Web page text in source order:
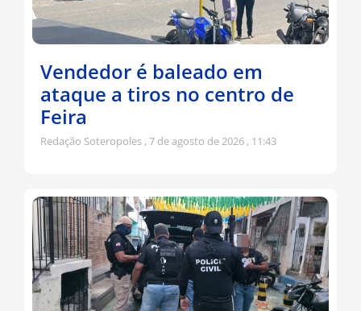
Vendedor é baleado em
ataque a tiros no centro de
Feira
Redação Soteropoles 7 de agosto de 2026 11:43